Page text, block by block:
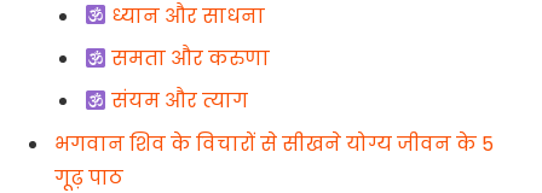
ध्यान और साधना
समता और करुणा
संयम और त्याग
भगवान शिव के विचारों से सीखने योग्य जीवन के 5
गूढ़ पाठ